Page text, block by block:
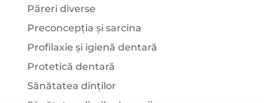
Păreri diverse
Preconcepția și sarcina
Profilaxie și igienă dentară
Protetică dentară
Sănătatea dinților